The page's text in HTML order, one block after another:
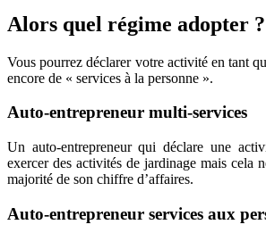
Alors quel régime adopter ?
Vous pourrez déclarer votre activité en tant
encore de « services à la personne ».
Auto-entrepreneur multi-services
Un auto-entrepreneur qui déclare une
exercer des activités de jardinage mais cela
majorité de son chiffre d’affaires.
Auto-entrepreneur services aux